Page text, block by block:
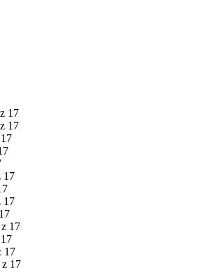
17
17
17
17
17
17
z 17